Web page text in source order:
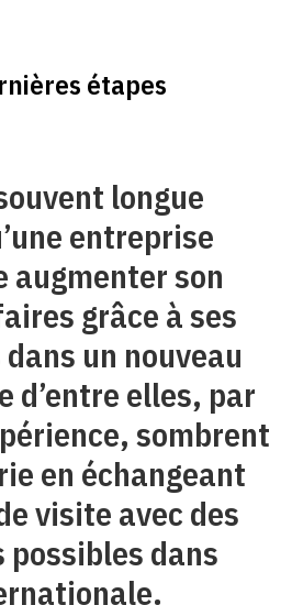
étapes
longue
entreprise
augmenter son
grâce à ses
un nouveau
d’entre elles, par
sombrent
en échangeant
visite avec des
dans